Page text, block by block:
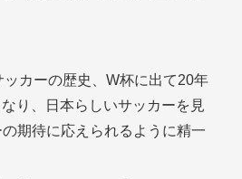
カーの歴史、W杯に出て20年
り、日本らしいサッカーを見
期待に応えられるように精一